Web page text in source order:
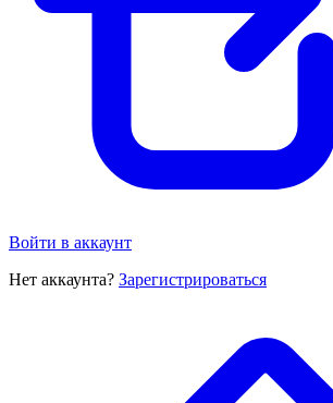
Войти в аккаунт
Нет аккаунта? Зарегистрироваться